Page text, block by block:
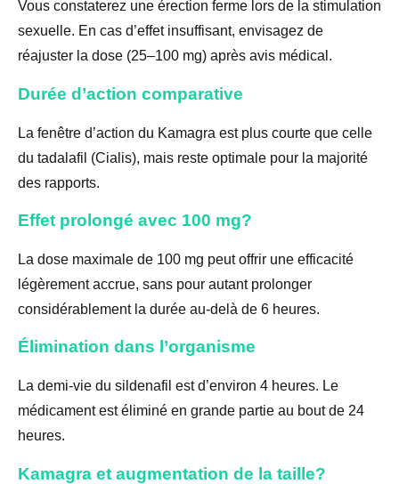
Vous constaterez une érection ferme lors de la stimulation
sexuelle. En cas d’effet insuffisant, envisagez de
réajuster la dose (25–100 mg) après avis médical.
Durée d’action comparative
La fenêtre d’action du Kamagra est plus courte que celle
du tadalafil (Cialis), mais reste optimale pour la majorité
des rapports.
Effet prolongé avec 100 mg?
La dose maximale de 100 mg peut offrir une efficacité
légèrement accrue, sans pour autant prolonger
considérablement la durée au-delà de 6 heures.
Élimination dans l’organisme
La demi-vie du sildenafil est d’environ 4 heures. Le
médicament est éliminé en grande partie au bout de 24
heures.
Kamagra et augmentation de la taille?